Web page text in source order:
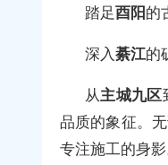
踏足酉阳的
深入綦江的
从主城九区
品质的象征。
专注施工的身影